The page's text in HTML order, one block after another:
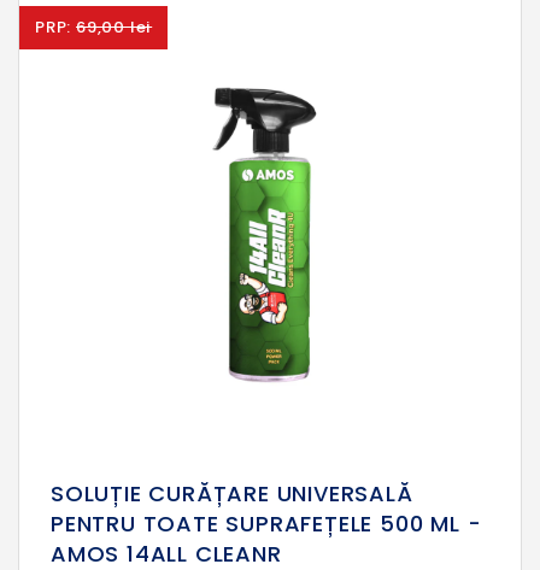
PRP: 69,00 lei
SOLUȚIE CURĂȚARE UNIVERSALĂ
PENTRU TOATE SUPRAFEȚELE 500 ML -
AMOS 14ALL CLEANR